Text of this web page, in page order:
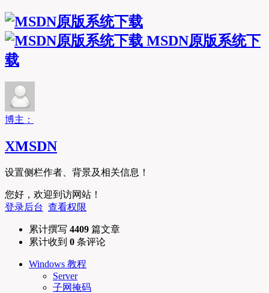
MSDN原版系统下
载
博主：
XMSDN
设置侧栏作者、背景及相关信息！
您好，欢迎到访网站！
登录后台 查看权限
累计撰写 4409 篇文章
累计收到 0 条评论
Windows 教程
Server
子网掩码